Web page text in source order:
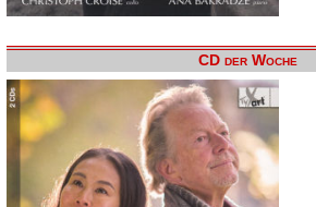
CD der Woche